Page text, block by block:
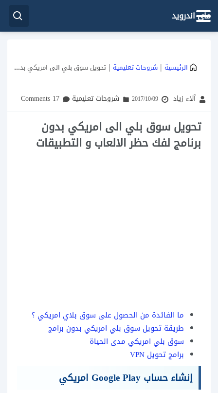
ماي اندرويد
الرئيسية | شروحات تعليمية | تحويل سوق بلي الى امريكي بدون برنامج لفك حظر الالعاب و التطبيقات
آلاء زياد 2017/10/09 شروحات تعليمية 17 Comments
تحويل سوق بلي الى امريكي بدون
برنامج لفك حظر الالعاب و التطبيقات
ما الفائدة من الحصول على سوق بلاي امريكي ؟
طريقة تحويل سوق بلي امريكي بدون برامج
سوق بلي امريكي مدى الحياة
برامج تحويل VPN
إنشاء حساب Google Play امريكي